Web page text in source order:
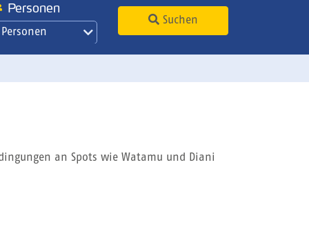
Personen
Personen
Suchen
an Spots wie Watamu und Diani